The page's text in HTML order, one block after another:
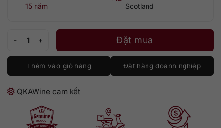
15 năm
Scotland
Đặt mua
Thêm vào giỏ hàng Đặt hàng doanh nghiệp
QKAWine cam kết